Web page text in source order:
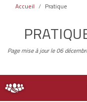
Accueil Pratique
Page mise à jour le 06